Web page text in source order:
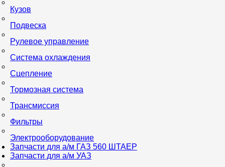
Кузов
Подвеска
Рулевое управление
Система охлаждения
Сцепление
Тормозная система
Трансмиссия
Фильтры
Электрооборудование
Запчасти для а/м ГАЗ 560 ШТАЕР
Запчасти для а/м УАЗ